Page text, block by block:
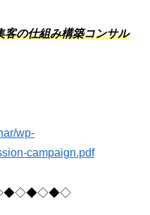
の仕組み構築コンサル
wp-
campaign.pdf